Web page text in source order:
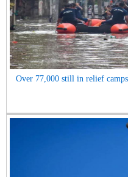
Over 77,000 still in relief